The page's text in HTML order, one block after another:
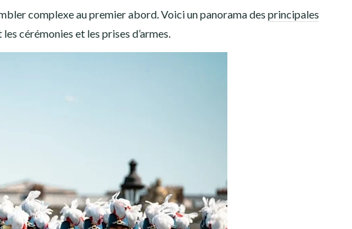
complexe au premier abord. Voici un panorama des principales
cérémonies et les prises d’armes.